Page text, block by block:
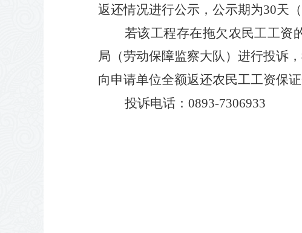
返还情况进行公示，公示期为30天
若该工程存在拖欠农民工工资
局（劳动保障监察大队）进行投诉
向申请单位全额返还农民工工资保证
投诉电话： 0893-7306933